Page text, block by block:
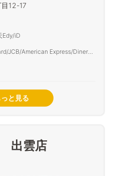
12-17
Edy/iD
JCB/American Express/Diners
と見る
出雲店